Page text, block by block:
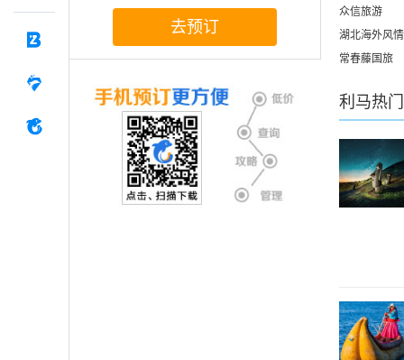
去预订
众信旅游
湖北海外风
常春藤国旅
利马热